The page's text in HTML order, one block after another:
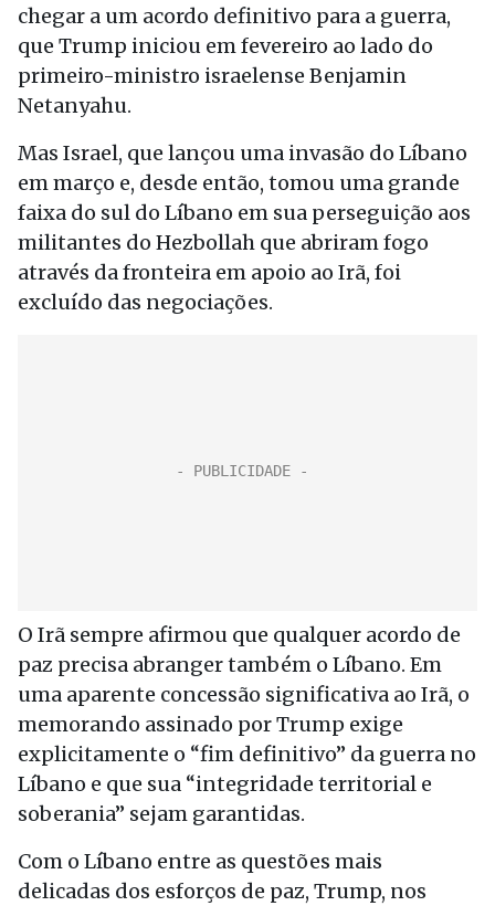
chegar a um acordo definitivo para a guerra,
que Trump iniciou em fevereiro ao lado do
primeiro-ministro israelense Benjamin
Netanyahu.
Mas Israel, que lançou uma invasão do Líbano
em março e, desde então, tomou uma grande
faixa do sul do Líbano em sua perseguição aos
militantes do Hezbollah que abriram fogo
através da fronteira em apoio ao Irã, foi
excluído das negociações.
O Irã sempre afirmou que qualquer acordo de
paz precisa abranger também o Líbano. Em
uma aparente concessão significativa ao Irã, o
memorando assinado por Trump exige
explicitamente o “fim definitivo” da guerra no
Líbano e que sua “integridade territorial e
soberania” sejam garantidas.
Com o Líbano entre as questões mais
delicadas dos esforços de paz, Trump, nos